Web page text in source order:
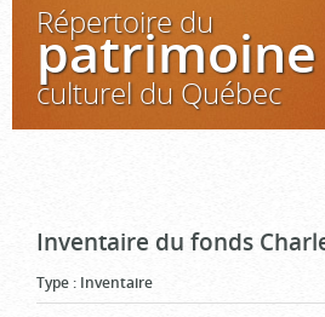
Répertoire du
patrimoine
culturel du Québec
Inventaire du fonds
Type : Inventaire